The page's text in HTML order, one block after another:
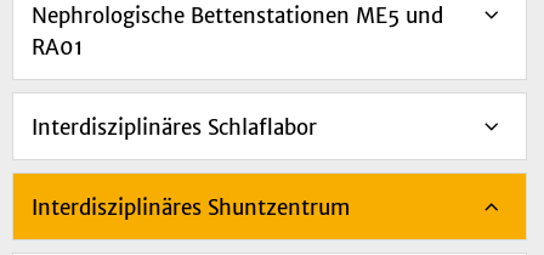
Nephrologische Bettenstationen ME5 und
RA01
Interdisziplinäres Schlaflabor
Interdisziplinäres Shuntzentrum